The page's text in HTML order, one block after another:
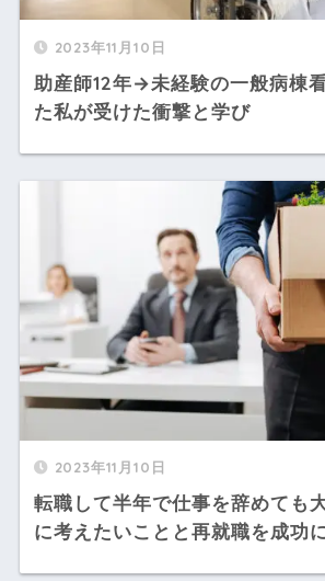
2023年11月10日
助産師12年→未経験の一般病棟
た私が受けた衝撃と学び
2023年11月10日
転職して半年で仕事を辞めても
に考えたいことと再就職を成功